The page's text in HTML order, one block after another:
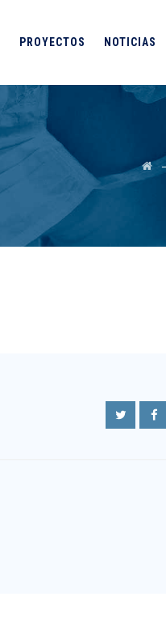
PROYECTOS NOTICIAS